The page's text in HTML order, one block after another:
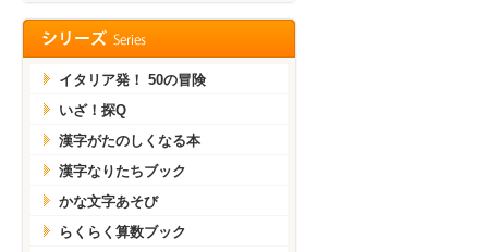
イタリア発！ 50の冒険
いざ！探Q
漢字がたのしくなる本
漢字なりたちブック
かな文字あそび
らくらく算数ブック